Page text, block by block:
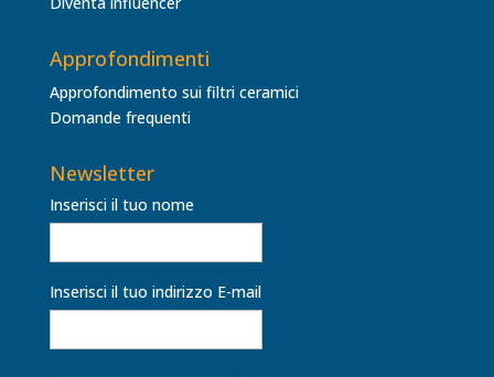
Approfondimenti
Approfondimento sui filtri ceramici
Domande frequenti
Newsletter
Inserisci il tuo nome
Inserisci il tuo indirizzo E-mail